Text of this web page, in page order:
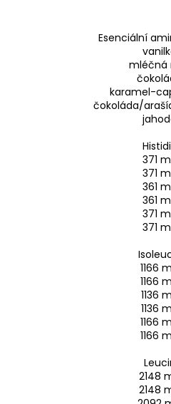
Esenciální
mléčná
karamel-
čokoláda/
371
371
361
361
371
371
1166
1166
1136
1136
1166
1166
2148
2148